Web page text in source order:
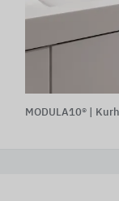
MODULA10® |